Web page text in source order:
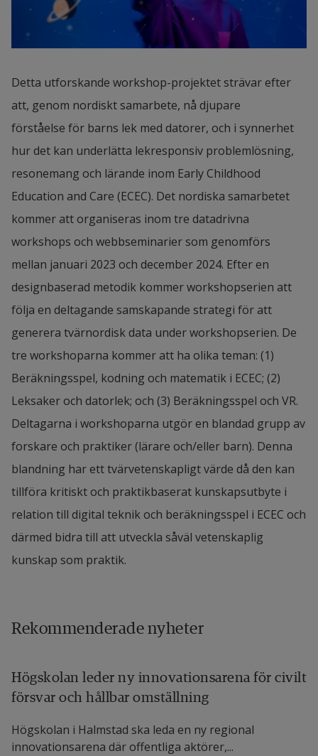
Detta utforskande workshop-projektet strävar efter
att, genom nordiskt samarbete, nå djupare
förståelse för barns lek med datorer, och i synnerhet
hur det kan underlätta lekresponsiv problemlösning,
resonemang och lärande inom Early Childhood
Education and Care (ECEC). Det nordiska samarbetet
kommer att organiseras inom tre datadrivna
workshops och webbseminarier som genomförs
mellan januari 2023 och december 2024. Efter en
designbaserad metodik kommer workshopserien att
följa en deltagande samskapande strategi för att
generera tvärnordisk data under workshopserien. De
tre workshoparna kommer att ha olika teman: (1)
Beräkningsspel, kodning och matematik i ECEC; (2)
Leksaker och datorlek; och (3) Beräkningsspel och VR.
Deltagarna i workshoparna utgör en blandad grupp av
forskare och praktiker (lärare och/eller barn). Denna
blandning har ett tvärvetenskapligt värde då den kan
tillföra kritiskt och praktikbaserat kunskapsutbyte i
relation till digital teknik och beräkningsspel i ECEC och
därmed bidra till att utveckla såväl vetenskaplig
kunskap som praktik.
Rekommenderade nyheter
Högskolan leder ny innovationsarena för civilt
försvar och hållbar omställning
Högskolan i Halmstad ska leda en ny regional
innovationsarena där offentliga aktörer,...